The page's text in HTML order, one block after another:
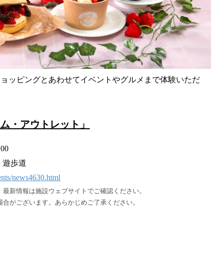
ッピングとあわせてイベントやグルメまで体験いただ
・アウトレット」
遊歩道
news4630.html
新情報は施設ウェブサイトでご確認ください。
がございます。あらかじめご了承ください。